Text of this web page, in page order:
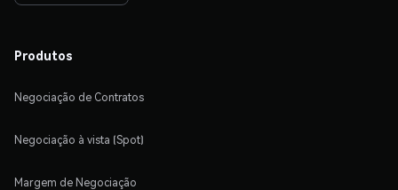
Produtos
Negociação de Contratos
Negociação à vista (Spot)
Margem de Negociação